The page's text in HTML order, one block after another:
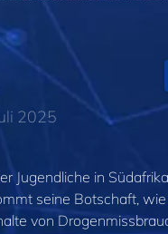
2025
Jugendliche in
seine Botschaft,
von